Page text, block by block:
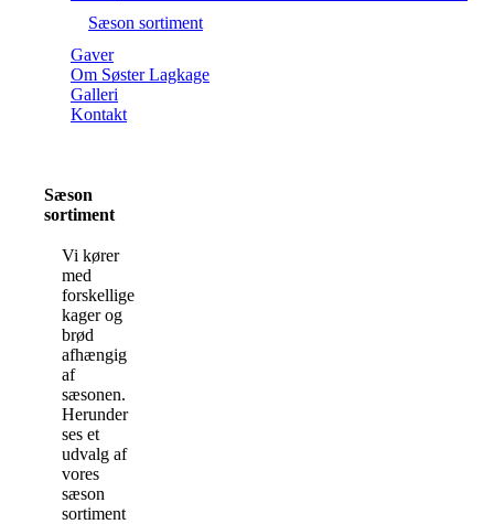
Sæson sortiment
Gaver
Om Søster Lagkage
Galleri
Kontakt
Sæson
sortiment
Vi kører
med
forskellige
kager og
brød
afhængig
af
sæsonen.
Herunder
ses et
udvalg af
vores
sæson
sortiment